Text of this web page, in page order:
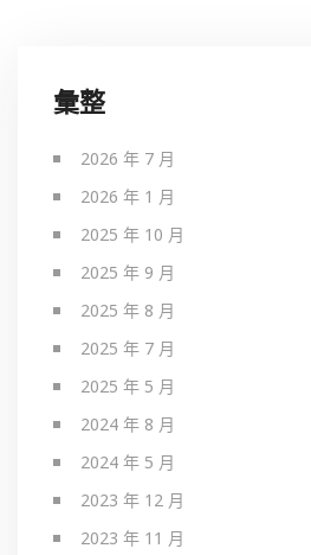
彙整
2026 年 7 月
2026 年 1 月
2025 年 10 月
2025 年 9 月
2025 年 8 月
2025 年 7 月
2025 年 5 月
2024 年 8 月
2024 年 5 月
2023 年 12 月
2023 年 11 月